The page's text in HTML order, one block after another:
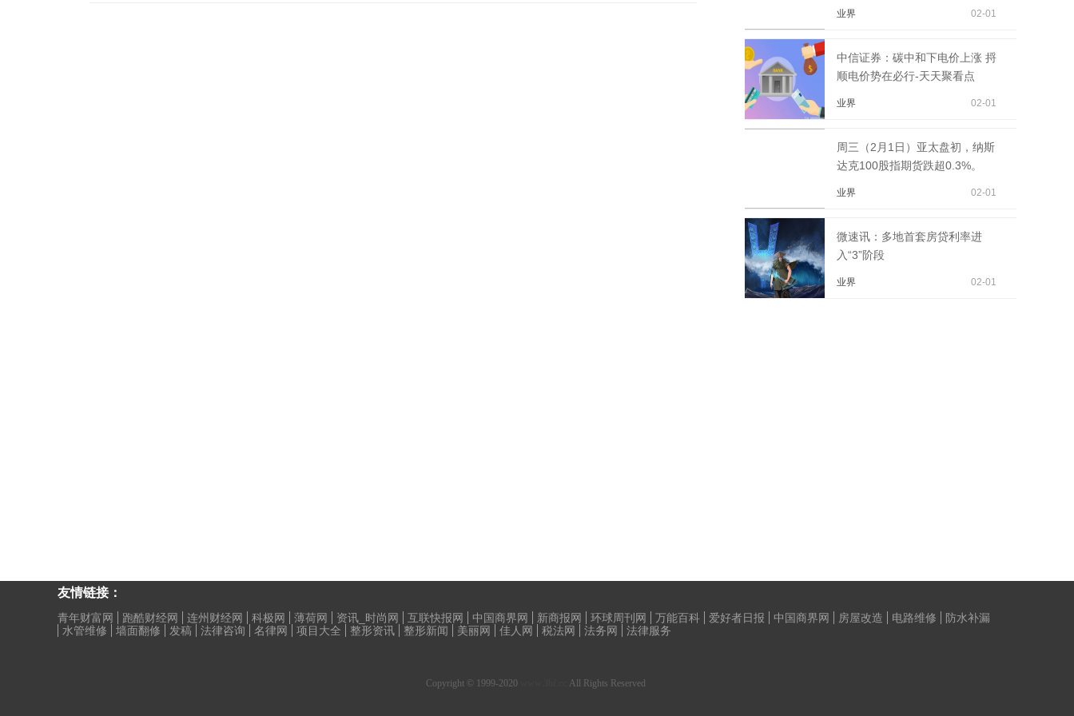
业界 02-01
中信证券：碳中和下电价上涨 捋
顺电价势在必行-天天聚看点
业界 02-01
周三（2月1日）亚太盘初，纳斯
达克100股指期货跌超0.3%。
业界 02-01
微速讯：多地首套房贷利率进
入“3”阶段
业界 02-01
友情链接：
青年财富网 跑酷财经网 连州财经网 科极网 薄荷网 资讯_时尚网 互联快报网 中国商界网 新商报网 环球周刊网 万能百科 爱好者日报 中国商界网 房屋改造 电路维修
防水补漏
水管维修
墙面翻修 发稿 法律咨询 名律网 项目大全 整形资讯 整形新闻 美丽网 佳人网 税法网 法务网 法律服务
Copyright © 1999-2020 All Rights Reserved